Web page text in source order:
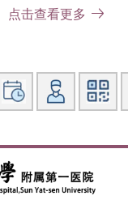
中医药局基金和中
部级核心杂志共发表
及肾脏病诊治精粋
有较深入的研究.特
炎等的诊治方面有较
点击查看更多